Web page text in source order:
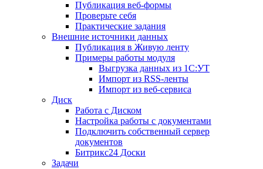
Публикация веб-формы
Проверьте себя
Практические задания
Внешние источники данных
Публикация в Живую ленту
Примеры работы модуля
Выгрузка данных из 1С:УТ
Импорт из RSS-ленты
Импорт из веб-сервиса
Диск
Работа с Диском
Настройка работы с документами
Подключить собственный сервер
документов
Битрикс24 Доски
Задачи